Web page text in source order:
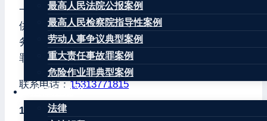
最高人民法院公报案例
最高人民检察院指导性案例
劳动人事争议典型案例
重大责任事故罪案例
危险作业罪典型案例
法律法规
法律
一时间联系专业刑事辩护王康律师团队，我们可提
供
单次会见、全程辩护等多种模式的专业辩护服
务，为您的家人争取撤案、取保候审、不起诉、无
罪等好结果。
联系电话：15313771815
1、北京市密云区看守所地址在哪儿？